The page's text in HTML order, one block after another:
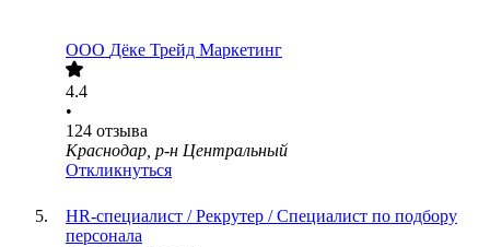
ООО Дёке Трейд Маркетинг
4.4
•
124 отзыва
Краснодар, р-н Центральный
Откликнуться
HR-специалист / Рекрутер / Специалист по подбору
персонала